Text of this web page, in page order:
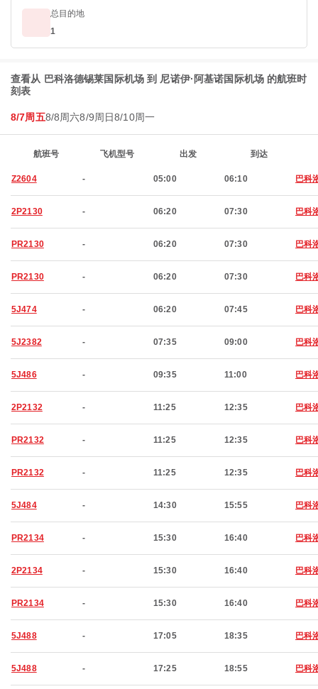
总目的地
1
查看从 巴科洛德锡莱国际机场 到 尼诺伊·阿基诺国际机场 的航班时
刻表
8/7周五8/8周六8/9周日8/10周一
航班号 飞机型号 出发 到达
Z2604 - 05:00 06:10 巴科
2P2130 - 06:20 07:30 巴科
PR2130 - 06:20 07:30 巴科
PR2130 - 06:20 07:30 巴科
5J474 - 06:20 07:45 巴科
5J2382 - 07:35 09:00 巴科
5J486 - 09:35 11:00 巴科
2P2132 - 11:25 12:35 巴科
PR2132 - 11:25 12:35 巴科
PR2132 - 11:25 12:35 巴科
5J484 - 14:30 15:55 巴科
PR2134 - 15:30 16:40 巴科
2P2134 - 15:30 16:40 巴科
PR2134 - 15:30 16:40 巴科
5J488 - 17:05 18:35 巴科
5J488 - 17:25 18:55 巴科